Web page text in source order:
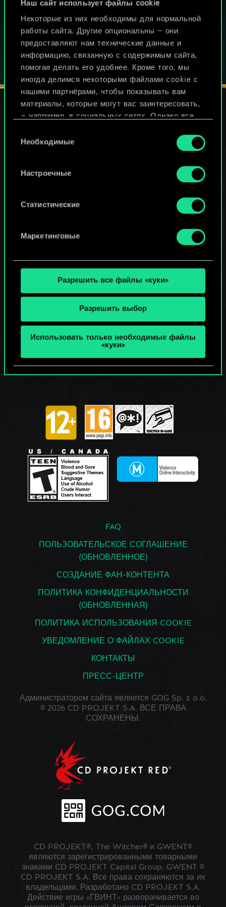
Наш сайт использует файлы cookie
Некоторые из них необходимы для нормальной
работы сайта. Другие опциональны — они
предоставляют нам технические данные и
информацию, связанную с содержимым сайта,
помогая делать его удобнее. Кроме того, мы
иногда делимся некоторыми файлами cookie с
нашими партнёрами, чтобы показывать вам
материалы, которые могут вас заинтересовать,
— например, в социальных сетях. Однако все
разрешения.
Найти подробную информацию о том, как мы
используем ваши файлы cookie, и изменить
«Настройки» ниже.
согласия
Необходимые
Настроечные
Статистические
Маркетинговые
Разрешить все файлы «куки»
Разрешить выбор
Использовать только необходимые файлы
«куки»
FAQ
ПОЛЬЗОВАТЕЛЬСКОЕ СОГЛАШЕНИЕ
(ОБНОВЛЕННОЕ)
СОЗДАНИЕ ФАН-КОНТЕНТА
ПОЛИТИКА КОНФИДЕНЦИАЛЬНОСТИ
(ОБНОВЛЕННАЯ)
ПОЛИТИКА ИСПОЛЬЗОВАНИЯ COOKIE
УВЕДОМЛЕНИЕ О ФАЙЛАХ COOKIE
КОНТАКТЫ
ПРЕСС-ЦЕНТР
Администратором сайта является GOG Sp. z o.o.
© 2026 CD PROJEKT S.A. ВСЕ ПРАВА
СОХРАНЕНЫ.
CD PROJEKT®, The Witcher® и GWENT®
являются зарегистрированными товарными
знаками CD PROJEKT Capital Group. GWENT ©
CD PROJEKT S.A. Все права сохраняются за их
владельцами. Разработано CD PROJEKT S.A.
Действие игры «ГВИНТ» разворачивается во